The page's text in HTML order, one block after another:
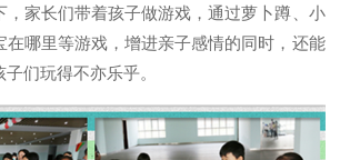
，家长们带着孩子做游戏，通过萝卜蹲、小
在哪里等游戏，增进亲子感情的同时，还能
们玩得不亦乐乎。